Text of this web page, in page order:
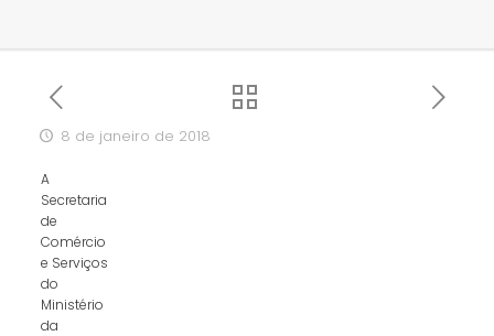
8 de janeiro de 2018
A
Secretaria
de
Comércio
e Serviços
do
Ministério
da